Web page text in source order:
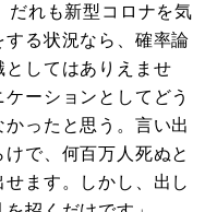
だれも新型コロナを気
る状況なら、確率論
としてはありえませ
ーションとしてどう
ったと思う。言い出
で、何百万人死ぬと
ます。しかし、出し